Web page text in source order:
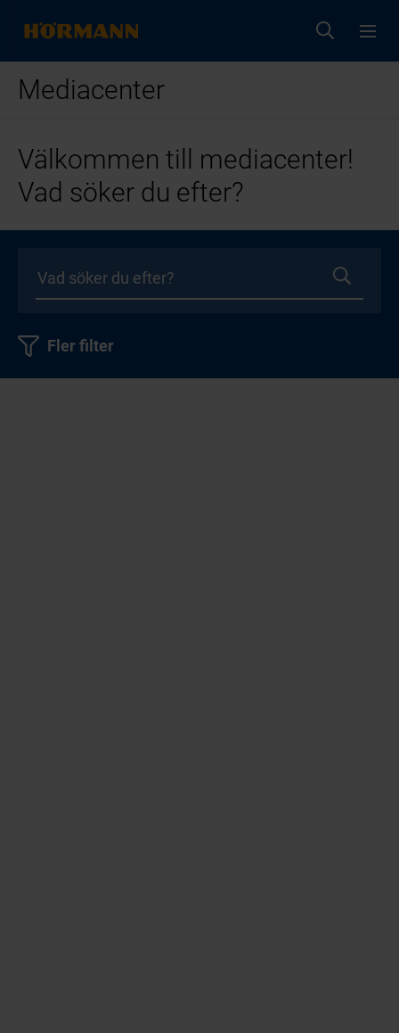
Mediacenter
Välkommen till mediacenter!
Vad söker du efter?
Fler filter